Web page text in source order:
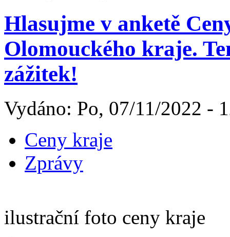
Hlasujme v anketě
Olomouckého kraje.
zážitek!
Vydáno: Po, 07/11/2022 -
Ceny kraje
Zprávy
ilustrační foto ceny kraje